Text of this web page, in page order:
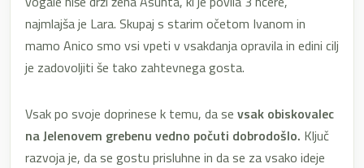
najmlajša je Lara. Skupaj s starim očetom Ivanom in
mamo Anico smo vsi vpeti v vsakdanja opravila in edini cilj
je zadovoljiti še tako zahtevnega gosta.
Vsak po svoje doprinese k temu, da se vsak obiskovalec
na Jelenovem grebenu vedno počuti dobrodošlo. Ključ
razvoja je, da se gostu prisluhne in da se za vsako ideje